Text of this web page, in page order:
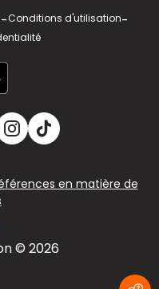
-Conditions d'utilisation-
en matière de
© 2026